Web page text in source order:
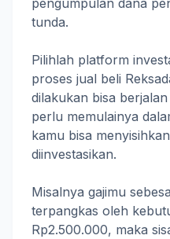
tunda.
Pilihlah platform
proses jual beli
dilakukan bisa
perlu memulainya
kamu bisa
diinvestasikan.
Misalnya gajimu
terpangkas oleh
Rp2.500.000, maka